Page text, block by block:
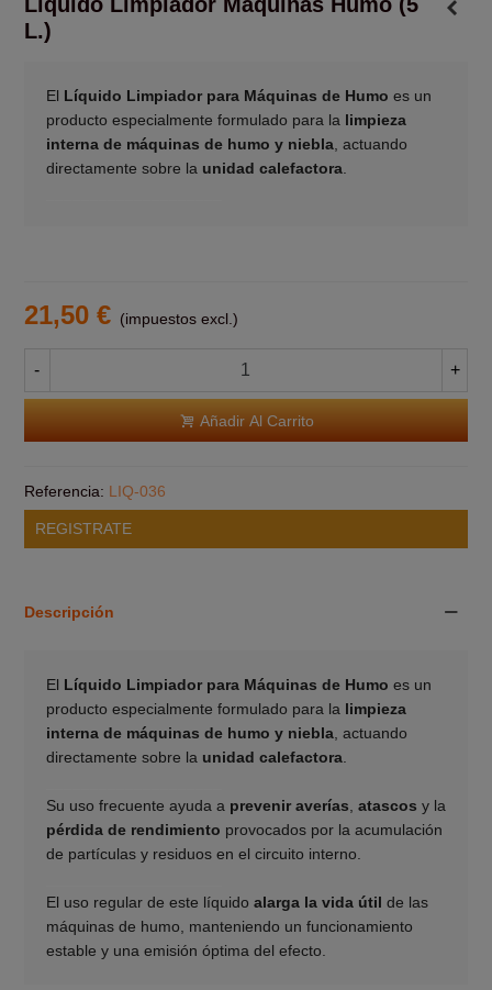
L.)
El Líquido Limpiador para Máquinas de Humo es un
producto especialmente formulado para la limpieza
interna de máquinas de humo y niebla, actuando
directamente sobre la unidad calefactora.
21,50 € (impuestos excl.)
- +
Añadir Al Carrito
Referencia: LIQ-036
REGISTRATE
Descripción
El Líquido Limpiador para Máquinas de Humo es un
producto especialmente formulado para la limpieza
interna de máquinas de humo y niebla, actuando
directamente sobre la unidad calefactora.
Su uso frecuente ayuda a prevenir averías atascos y la
pérdida de rendimiento provocados por la acumulación
de partículas y residuos en el circuito interno.
El uso regular de este líquido alarga la vida útil de las
máquinas de humo, manteniendo un funcionamiento
estable y una emisión óptima del efecto.